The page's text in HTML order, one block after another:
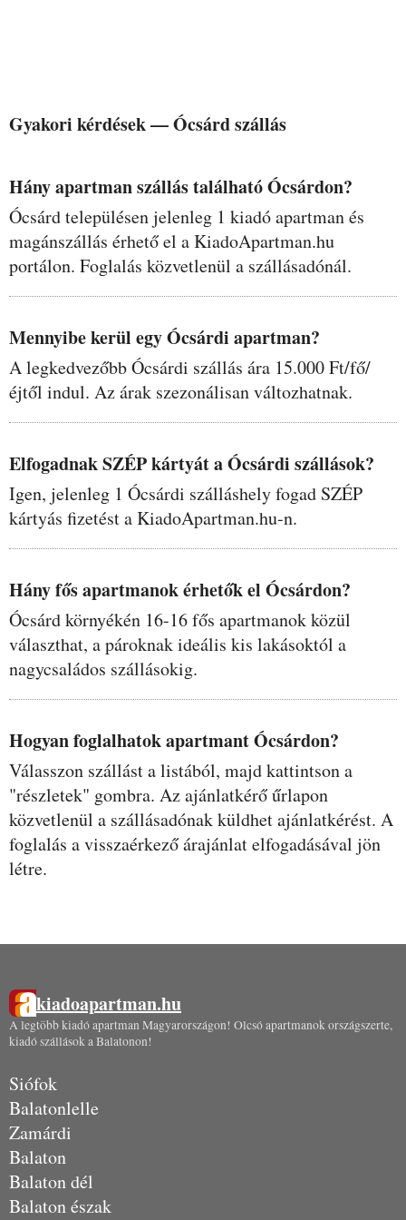
Gyakori kérdések —Ócsárdszállás
Hány apartman szállás található Ócsárdon?
Ócsárd településen jelenleg 1 kiadó apartman és
magánszállás érhető el a KiadoApartman.hu
portálon. Foglalás közvetlenül a szállásadónál.
Mennyibe kerül egy Ócsárdi apartman?
A legkedvezőbb Ócsárdi szállás ára 15.000 Ft/fő/
éjtől indul. Az árak szezonálisan változhatnak.
Elfogadnak SZÉP kártyát a Ócsárdi szállások?
Igen, jelenleg 1 Ócsárdi szálláshely fogad SZÉP
kártyás fizetést a KiadoApartman.hu-n.
Hány fős apartmanok érhetők el Ócsárdon?
Ócsárd környékén 16-16 fős apartmanok közül
választhat, a pároknak ideális kis lakásoktól a
nagycsaládos szállásokig.
Hogyan foglalhatok apartmant Ócsárdon?
Válasszon szállást a listából, majd kattintson a
"részletek" gombra. Az ajánlatkérő űrlapon
közvetlenül a szállásadónak küldhet ajánlatkérést. A
foglalás a visszaérkező árajánlat elfogadásával jön
létre.
kiadoapartman.hu
A legtöbb kiadó apartman Magyarországon! Olcsó apartmanok országszerte,
kiadó szállások a Balatonon!
Siófok
Balatonlelle
Zamárdi
Balaton
Balaton dél
Balaton észak